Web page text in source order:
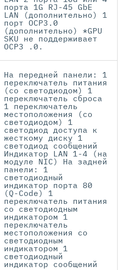
порта 1G RJ-45 GbE
LAN (дополнительно) 1
порт OCP3.0
(дополнительно) *GPU
SKU не поддерживает
OCP3 .0.
На передней панели: 1
переключатель питания
(со светодиодом) 1
переключатель сброса
1 переключатель
местоположения (со
светодиодом) 1
светодиод доступа к
жесткому диску 1
светодиод сообщений
Индикатор LAN 1-4 (на
модуле NIC) На задней
панели: 1
светодиодный
индикатор порта 80
(Q-Code) 1
переключатель питания
со светодиодным
индикатором 1
переключатель
местоположения со
светодиодным
индикатором 1
светодиодный
индикатор сообщений